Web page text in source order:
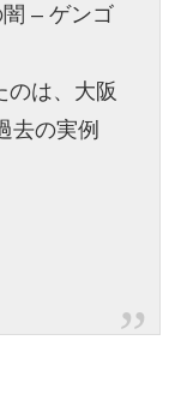
– ゲンゴ
のは、大阪
去の実例